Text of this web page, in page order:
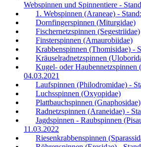
Webspinnen und Spinnentiere -
1. Webspinnen (Araneae) -
Dornfingerspinnen (Miturgidae)
Fischernetzspinnen (Segestriidae)
Finsterspinnen (Amaurobiidae)
Krabbenspinnen (Thomisidae) -
Kräuselradnetzspinnen
Kugel- oder Haubennetzspinnen
04.03.2021
Laufspinnen (Philodromidae) -
Luchsspinnen (Oxyopidae)
Plattbauchspinnen (Gnaphosidae)
Radnetzspinnen (Araneidae) -
Jagdspinnen - Raubspinnen
11.03.2022
Riesenkrabbenspinnen